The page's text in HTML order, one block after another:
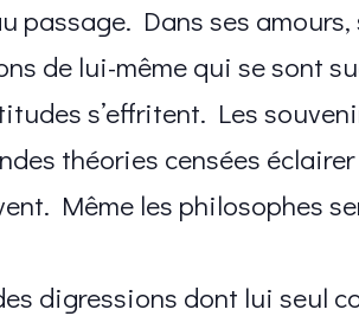
passage. Dans ses amours,
de lui-même qui se sont
s’effritent. Les
théories censées éclairer
Même les philosophes
digressions dont lui seul